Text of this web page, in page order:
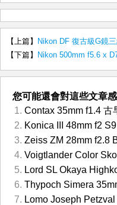
【上篇】
Nikon DF 復古級G鏡
【下篇】
Nikon 500mm f5.6 x
您可能還會對這些文章感
Contax 35mm f1.4 古
Konica III 48mm f2
Zeiss ZM 28mm f2.8
Voigtlander Color
Lord SL Okaya
Thypoch Simera
Lomo Joseph